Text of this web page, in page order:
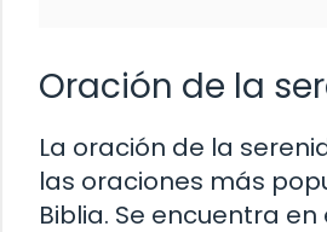
Oración de la
La oración de la
las oraciones más
Biblia. Se encuentra